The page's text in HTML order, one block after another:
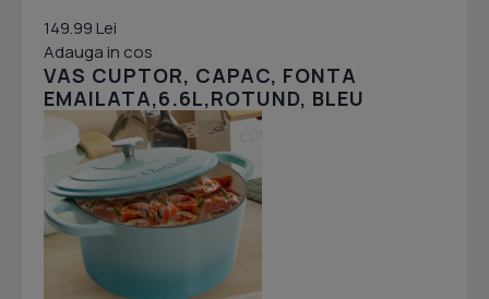
149.99 Lei
Adauga in cos
VAS CUPTOR, CAPAC, FONTA
EMAILATA,6.6L,ROTUND, BLEU